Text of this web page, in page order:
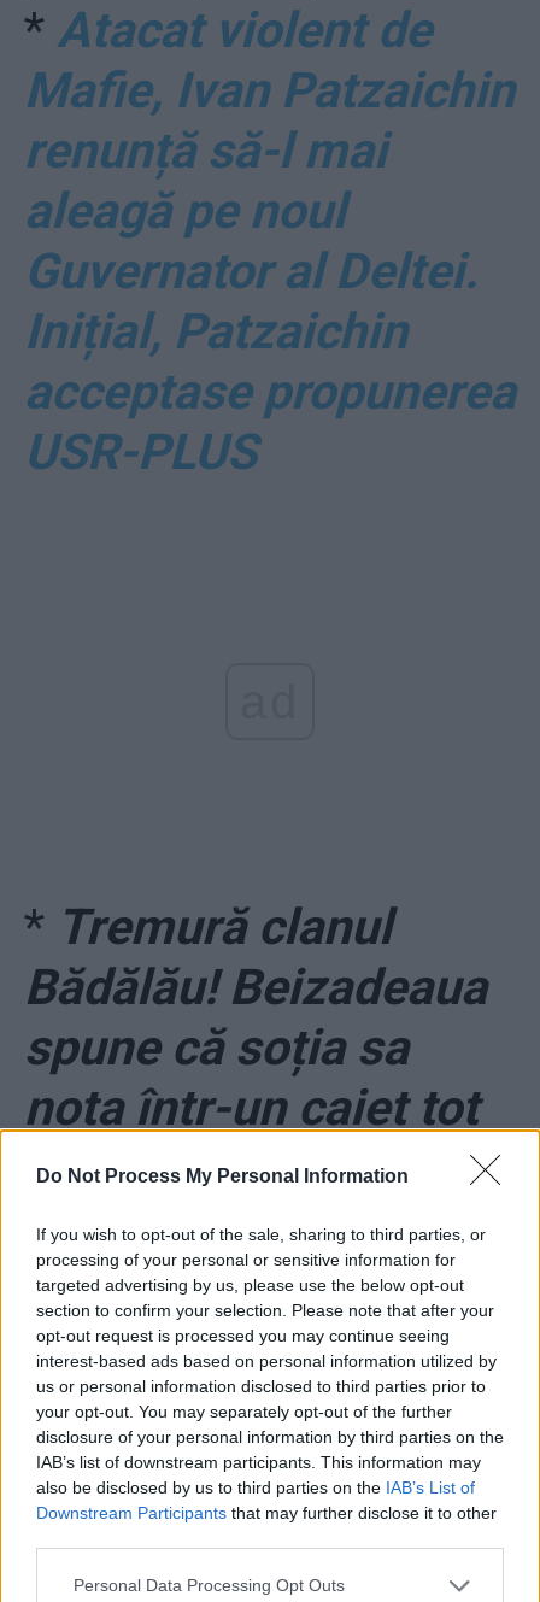
Do Not Process My Personal Information
If you wish to opt-out of the sale, sharing to third parties, or
processing of your personal or sensitive information for
targeted advertising by us, please use the below opt-out
section to confirm your selection. Please note that after your
opt-out request is processed you may continue seeing
interest-based ads based on personal information utilized by
us or personal information disclosed to third parties prior to
your opt-out. You may separately opt-out of the further
disclosure of your personal information by third parties on the
IAB’s list of downstream participants. This information may
also be disclosed by us to third parties on the IAB’s List of
Downstream Participants that may further disclose it to other
Personal Data Processing Opt Outs
* Atacat violent de
Mafie, Ivan Patzaichin
renunță să-l mai
aleagă pe noul
Guvernator al Deltei.
Inițial, Patzaichin
acceptase propunerea
USR-PLUS
* Tremură clanul
Bădălău! Beizadeaua
spune că soția sa
nota într-un caiet tot
ce auzea în casă, apoi
turna la DNA!
*„Paul Stănescu mi-a
spus: «Te voi
distruge!”. Panică în
PSD: Dăncilă publică
o carte de dezvăluiri